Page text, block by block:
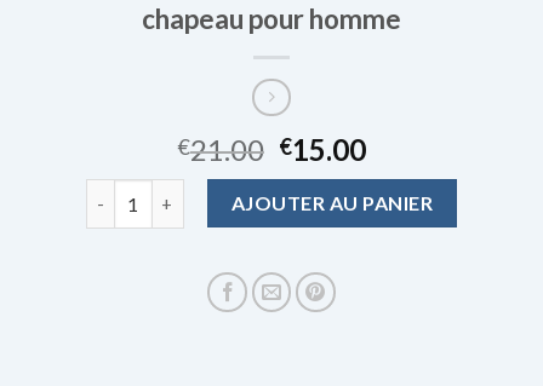
chapeau pour homme
€21.00 €15.00
quantité de chapeau pour homme
AJOUTER AU PANIER